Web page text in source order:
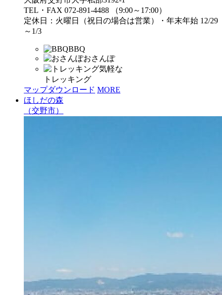
TEL・FAX 072-891-4488 （9:00～17:00）
定休日：火曜日（祝日の場合は営業）・年末年始 12/29
～1/3
BBQ
おさんぽ
気軽な
トレッキング
マップダウンロード MORE
ほしだの森
（交野市）